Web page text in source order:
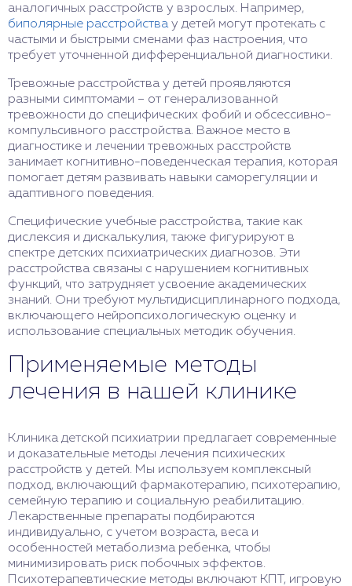
аналогичных расстройств у взрослых. Например,
биполярные расстройствау детей могут протекать с
частыми и быстрыми сменами фаз настроения, что
требует уточненной дифференциальной диагностики.
Тревожные расстройства у детей проявляются
разными симптомами – от генерализованной
тревожности до специфических фобий и обсессивно-
компульсивного расстройства. Важное место в
диагностике и лечении тревожных расстройств
занимает когнитивно-поведенческая терапия, которая
помогает детям развивать навыки саморегуляции и
адаптивного поведения.
Специфические учебные расстройства, такие как
дислексия и дискалькулия, также фигурируют в
спектре детских психиатрических диагнозов. Эти
расстройства связаны с нарушением когнитивных
функций, что затрудняет усвоение академических
знаний. Они требуют мультидисциплинарного подхода,
включающего нейропсихологическую оценку и
использование специальных методик обучения.
Применяемые методы
лечения в нашей клинике
Клиника детской психиатрии предлагает современные
и доказательные методы лечения психических
расстройств у детей. Мы используем комплексный
подход, включающий фармакотерапию, психотерапию,
семейную терапию и социальную реабилитацию.
Лекарственные препараты подбираются
индивидуально, с учетом возраста, веса и
особенностей метаболизма ребенка, чтобы
минимизировать риск побочных эффектов.
Психотерапевтические методы включают КПТ, игровую